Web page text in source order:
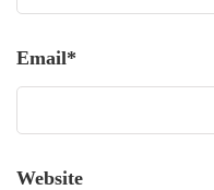
Email*
Website